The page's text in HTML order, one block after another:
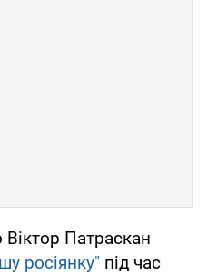
Патраскан
росіянку" під час